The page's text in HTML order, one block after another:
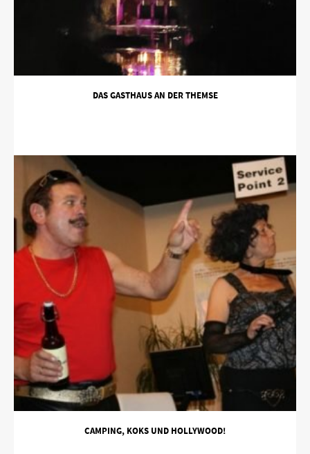
DAS GASTHAUS AN DER THEMSE
CAMPING, KOKS UND HOLLYWOOD!